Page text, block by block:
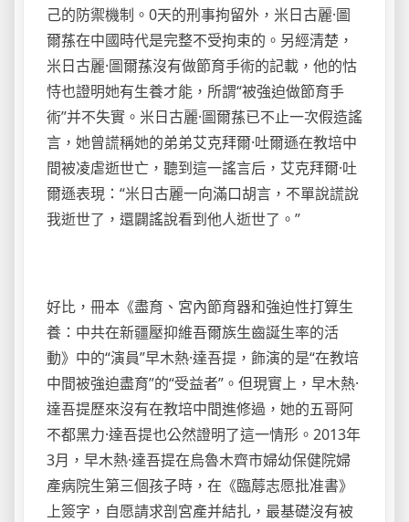
己的防禦機制。0天的刑事拘留外，米日古麗·圖
爾蓀在中國時代是完整不受拘束的。另經清楚，
米日古麗·圖爾蓀沒有做節育手術的記載，他的怙
恃也證明她有生養才能，所謂“被強迫做節育手
術”并不失實。米日古麗·圖爾蓀已不止一次假造謠
言，她曾謊稱她的弟弟艾克拜爾·吐爾遜在教培中
間被凌虐逝世亡，聽到這一謠言后，艾克拜爾·吐
爾遜表現：“米日古麗一向滿口胡言，不單說謊說
我逝世了，還闢謠說看到他人逝世了。”
好比，冊本《盡育、宮內節育器和強迫性打算生
養：中共在新疆壓抑維吾爾族生齒誕生率的活
動》中的“演員”早木熱·達吾提，飾演的是“在教培
中間被強迫盡育”的“受益者”。但現實上，早木熱·
達吾提歷來沒有在教培中間進修過，她的五哥阿
不都黑力·達吾提也公然證明了這一情形。2013年
3月，早木熱·達吾提在烏魯木齊市婦幼保健院婦
產病院生第三個孩子時，在《臨蓐志愿批准書》
上簽字，自愿請求剖宮產并結扎，最基礎沒有被